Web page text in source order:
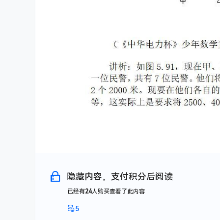
隐藏内容，支付积分后阅读
已经有24人购买查看了此内容
5